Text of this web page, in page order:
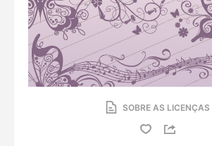
SOBRE AS LICENÇAS